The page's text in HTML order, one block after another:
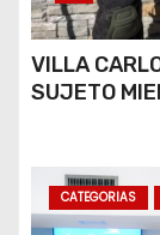
VILLA
SUJETO
CATEGORIAS